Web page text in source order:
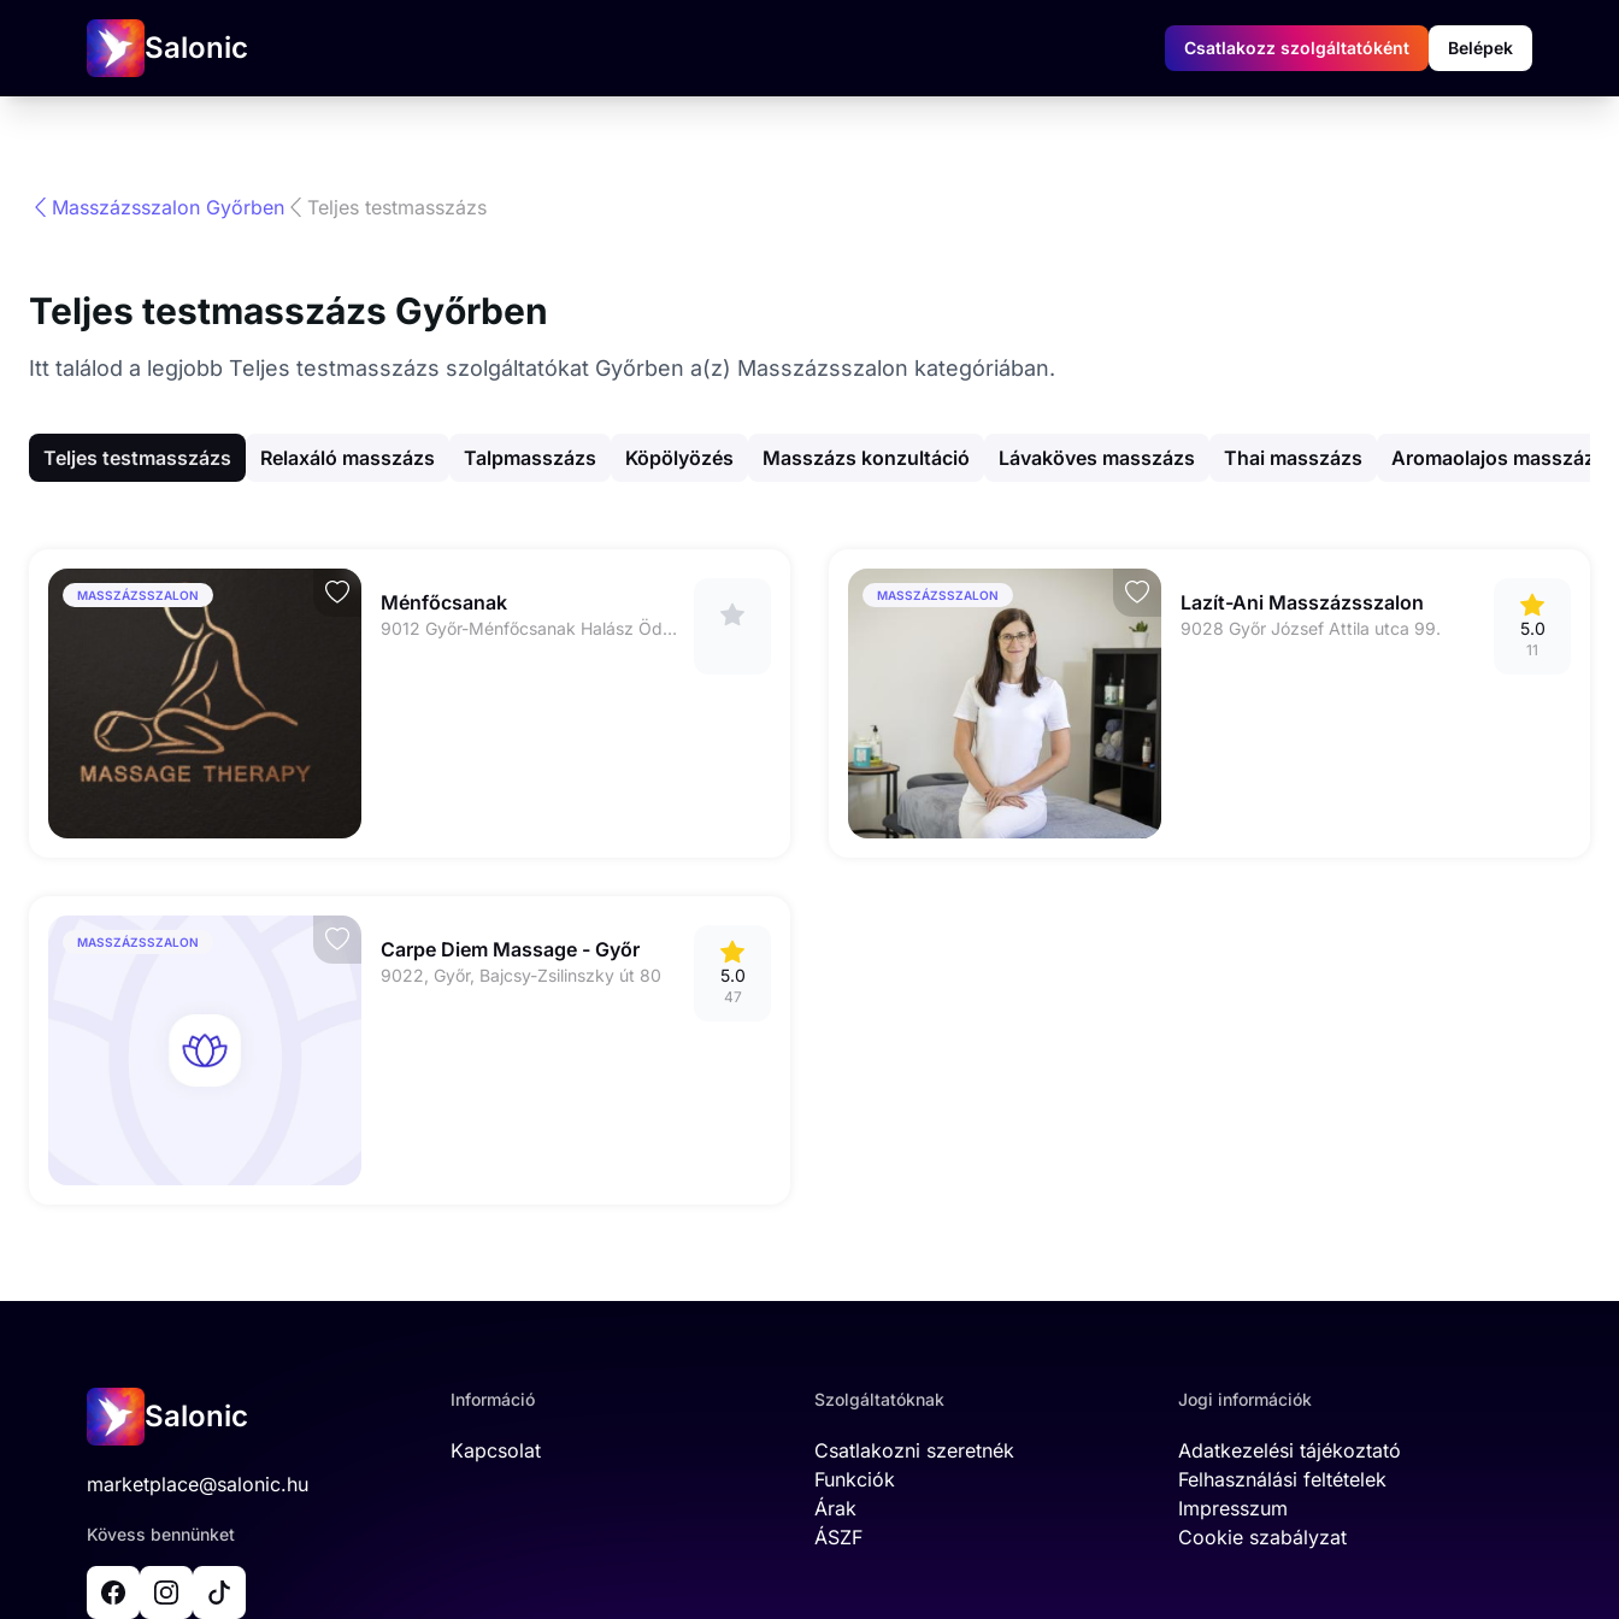
Salonic Csatlakozz szolgáltatóként Belépek
Masszázsszalon Győrben Teljes testmasszázs
Teljes testmasszázs Győrben
Itt találod a legjobb Teljes testmasszázs szolgáltatókat Győrben a(z) Masszázsszalon kategóriában.
Teljes testmasszázs Relaxáló masszázs Talpmasszázs Köpölyözés Masszázs konzultáció Lávaköves masszázs Thai masszázs Aromaolajos masszázs
MASSZÁZSSZALON Ménfőcsanak
9012 Győr-Ménfőcsanak Halász Ödön utca 1/A
MASSZÁZSSZALON Lazít-Ani Masszázsszalon
9028 Győr József Attila utca 99. 5.0
11
MASSZÁZSSZALON Carpe Diem Massage - Győr
9022, Győr, Bajcsy-Zsilinszky út 80 5.0
47
Salonic
marketplace@salonic.hu
Kövess bennünket
Információ
Kapcsolat
Szolgáltatóknak
Csatlakozni szeretnék
Funkciók
Árak
ÁSZF
Jogi információk
Adatkezelési tájékoztató
Felhasználási feltételek
Impresszum
Cookie szabályzat